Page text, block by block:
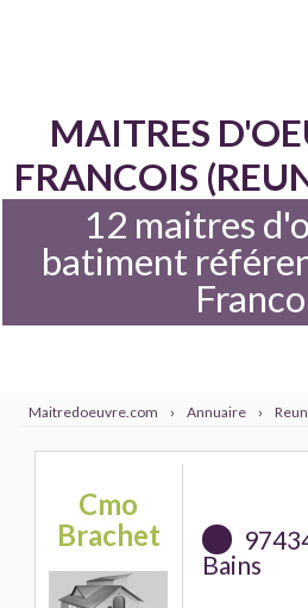
MAITRES
FRANCOIS
12 maitres
batiment
Maitredoeuvre.com › Annuaire ›
Cmo
Brachet
Bains